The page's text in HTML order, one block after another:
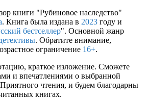
книги "Рубиновое наследство"
. Книга была издана в 2023 году и
бестселлер". Основной жанр
. Обратите внимание,
ограничение 16+.
краткое изложение. Сможете
и впечатлениями о выбранной
чтения, и будем благодарны
книгах.